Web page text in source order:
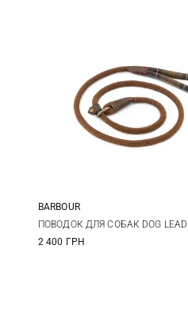
One Size
BARBOUR
ПОВОДОК ДЛЯ СОБАК DOG LEAD
2 400 ГРН